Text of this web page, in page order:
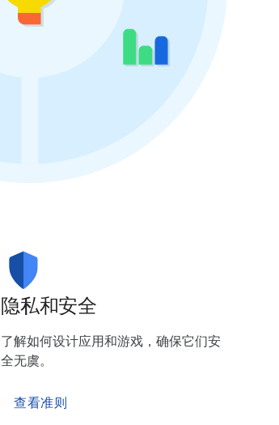
隐私和安全
了解如何设计应用和游戏，确保它们安
全无虞。
查看准则